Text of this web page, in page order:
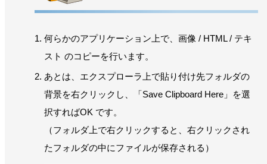
何らかのアプリケーション上で、画像 / HTML / テキ
スト のコピーを行います。
あとは、エクスプローラ上で貼り付け先フォルダの
背景を右クリックし、「Save Clipboard Here」を選
択すればOK です。
（フォルダ上で右クリックすると、右クリックされ
たフォルダの中にファイルが保存される）